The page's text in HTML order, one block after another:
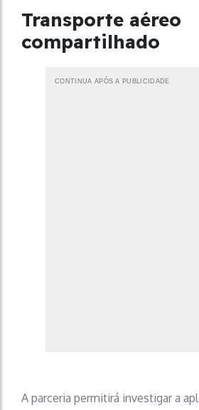
Transporte aéreo
compartilhado
CONTINUA APÓS A PUBLICIDADE
A parceria permitirá investigar a